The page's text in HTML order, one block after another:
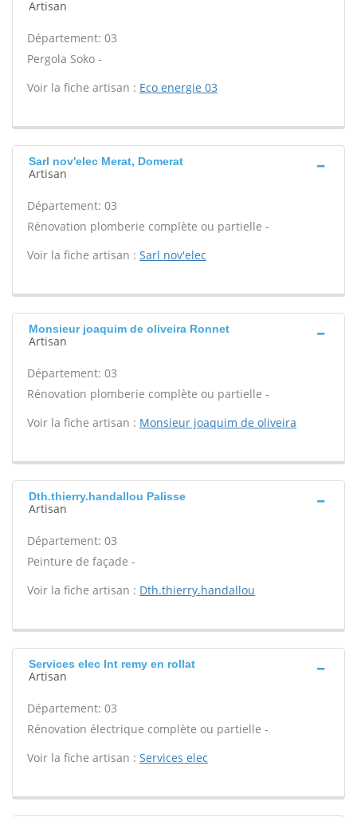
Artisan
Département: 03
Pergola Soko -
Voir la fiche artisan : Eco energie 03
Sarl nov'elec Merat, Domerat
Artisan
Département: 03
Rénovation plomberie complète ou partielle -
Voir la fiche artisan : Sarl nov'elec
Monsieur joaquim de oliveira Ronnet
Artisan
Département: 03
Rénovation plomberie complète ou partielle -
Voir la fiche artisan : Monsieur joaquim de oliveira
Dth.thierry.handallou Palisse
Artisan
Département: 03
Peinture de façade -
Voir la fiche artisan : Dth.thierry.handallou
Services elec Int remy en rollat
Artisan
Département: 03
Rénovation électrique complète ou partielle -
Voir la fiche artisan : Services elec